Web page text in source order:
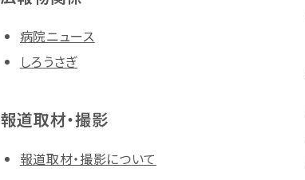
病院ニュース
しろうさぎ
報道取材・撮影
報道取材・撮影について